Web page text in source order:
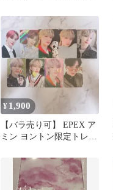
¥ 1,900
【バラ売り可】 EPEX ア
ミン ヨントン限定トレカ